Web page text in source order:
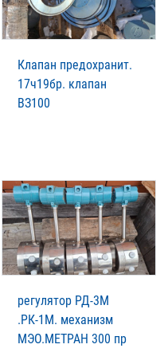
Клапан предохранит.
17ч19бр. клапан
ВЗ100
регулятор РД-3М
.РК-1М. механизм
МЭО.МЕТРАН 300 пр